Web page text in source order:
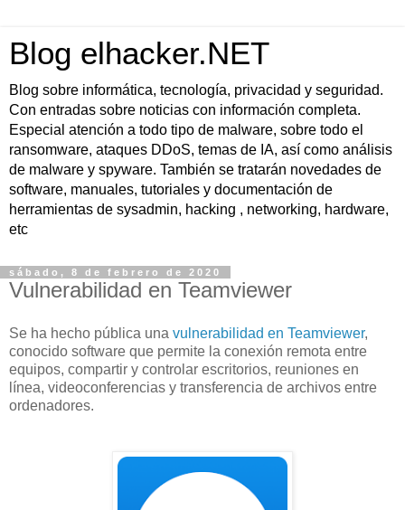
Blog elhacker.NET
Blog sobre informática, tecnología, privacidad y seguridad.
Con entradas sobre noticias con información completa.
Especial atención a todo tipo de malware, sobre todo el
ransomware, ataques DDoS, temas de IA, así como análisis
de malware y spyware. También se tratarán novedades de
software, manuales, tutoriales y documentación de
herramientas de sysadmin, hacking , networking, hardware,
etc
sábado, 8 de febrero de 2020
Vulnerabilidad en Teamviewer
Se ha hecho pública una vulnerabilidad en Teamviewer,
conocido software que permite la conexión remota entre
equipos, compartir y controlar escritorios, reuniones en
línea, videoconferencias y transferencia de archivos entre
ordenadores.